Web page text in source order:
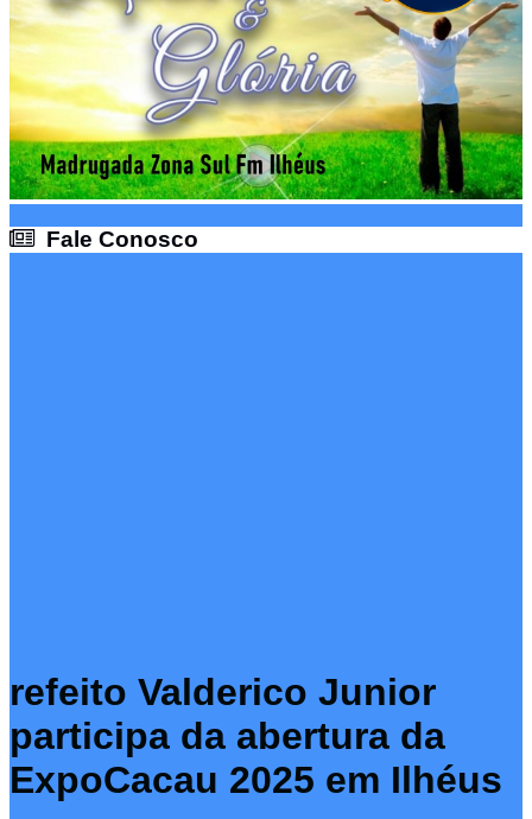
Fale Conosco
refeito Valderico Junior
participa da abertura da
ExpoCacau 2025 em Ilhéus